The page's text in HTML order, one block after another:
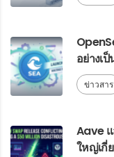
อย่างเป็
ข่าวสาร
Aave
ใหญ่เกี่